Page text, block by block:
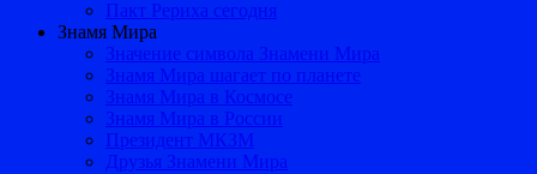
Пакт Рериха сегодня
Знамя Мира
Значение символа Знамени Мира
Знамя Мира шагает по планете
Знамя Мира в Космосе
Знамя Мира в России
Президент МКЗМ
Друзья Знамени Мира